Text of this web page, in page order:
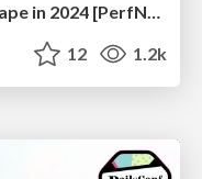
The Web Performance Landscape in 2024 [PerfNow 2024]
12 1.2k